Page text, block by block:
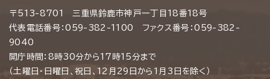
〒513-8701 三重県鈴鹿市神戸一丁目18番18号
代表電話番号：059-382-1100 ファクス番号：059-382-
9040
開庁時間：8時30分から17時15分まで
（土曜日・日曜日、祝日、12月29日から1月3日を除く）